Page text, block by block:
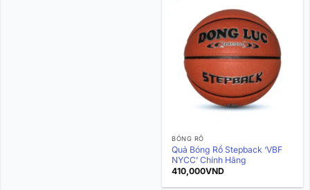
BÓNG RỔ
Quả Bóng Rổ Stepback ‘VBF
NYCC’ Chính Hãng
410,000VND